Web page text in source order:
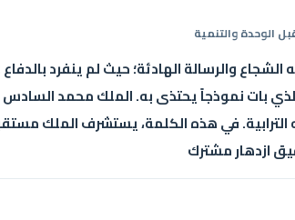
الوحدة والتنمية
والرسالة الهادئة؛ حيث لم ينفرد
بات نموذجاً يحتذى به. الملك محمد
الترابية. في هذه الكلمة، يستشرف الملك
ازدهار مشترك